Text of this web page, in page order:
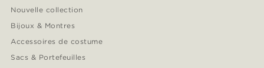
Nouvelle collection
Bijoux & Montres
Accessoires de costume
Sacs & Portefeuilles